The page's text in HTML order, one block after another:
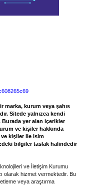
marka, kurum veya şahıs
Sitede yalnızca kendi
Burada yer alan içerikler
ve kişiler hakkında
ve kişiler ile isim
bilgiler taslak halindedir
ve İletişim Kurumu
olarak hizmet vermektedir. Bu
veya araştırma